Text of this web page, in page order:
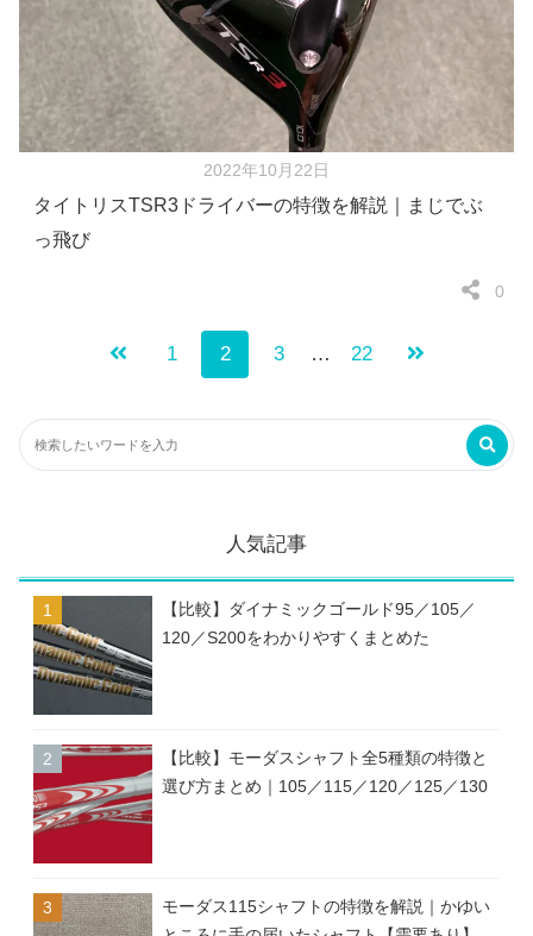
2022年10月22日
タイトリスTSR3ドライバーの特徴を解説｜まじでぶ
っ飛び
0
1 2 3 … 22
人気記事
【比較】ダイナミックゴールド95／105／
120／S200をわかりやすくまとめた
【比較】モーダスシャフト全5種類の特徴と
選び方まとめ｜105／115／120／125／130
モーダス115シャフトの特徴を解説｜かゆい